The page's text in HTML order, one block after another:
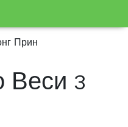
Прин
Веси 3